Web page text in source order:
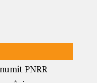
PNRR